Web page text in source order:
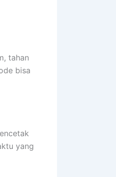
tahan
bisa
yang